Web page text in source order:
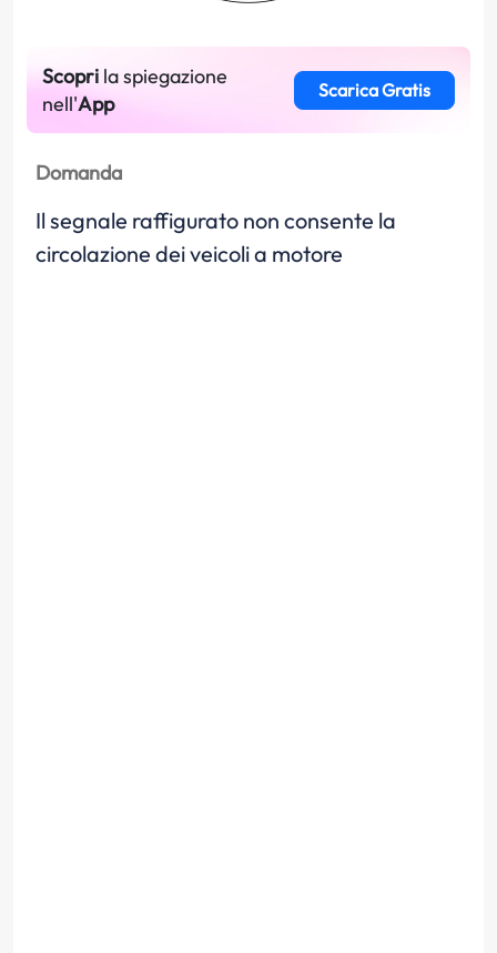
Scopri la spiegazione
nell'App
Scarica Gratis
Domanda
Il segnale raffigurato non consente la
circolazione dei veicoli a motore